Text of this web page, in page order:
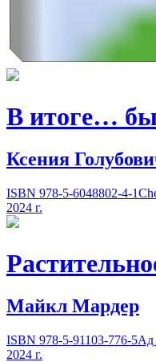
В итоге…
Ксения
ISBN 978-5-6048802-4-1
2024 г.
Майкл Мардер
ISBN 978-5-91103-776-5Ад
2024 г.